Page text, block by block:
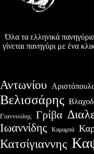
Όλα τα ελληνικά
γίνεται πανηγύρι με ένα
Αντωνίου
Βελισσάρης
Γιαννούλης Γρίβα
Ιωαννίδης Καραμπά
Κατσίγιαννης